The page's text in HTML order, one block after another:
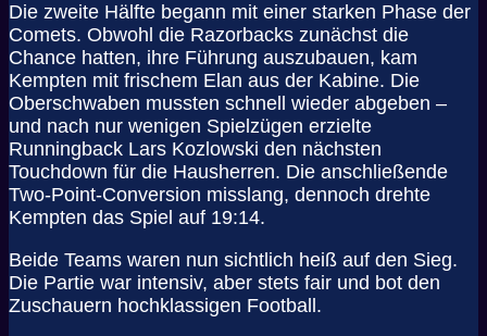
Die zweite Hälfte begann mit einer starken Phase der
Comets. Obwohl die Razorbacks zunächst die
Chance hatten, ihre Führung auszubauen, kam
Kempten mit frischem Elan aus der Kabine. Die
Oberschwaben mussten schnell wieder abgeben –
und nach nur wenigen Spielzügen erzielte
Runningback Lars Kozlowski den nächsten
Touchdown für die Hausherren. Die anschließende
Two-Point-Conversion misslang, dennoch drehte
Kempten das Spiel auf 19:14.
Beide Teams waren nun sichtlich heiß auf den Sieg.
Die Partie war intensiv, aber stets fair und bot den
Zuschauern hochklassigen Football.